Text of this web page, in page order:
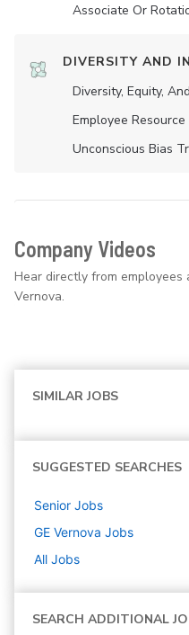
Associate Or
DIVERSITY AND
Diversity, Equity,
Employee Resource
Unconscious Bias
Company Videos
Hear directly from
Vernova.
SIMILAR JOBS
SUGGESTED SEARCHES
Senior Jobs
GE Vernova Jobs
All Jobs
SEARCH ADDITIONAL